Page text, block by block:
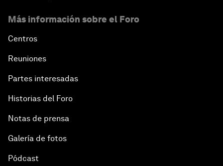
Más información sobre el Foro
Centros
Reuniones
Partes interesadas
Historias del Foro
Notas de prensa
Galería de fotos
Pódcast